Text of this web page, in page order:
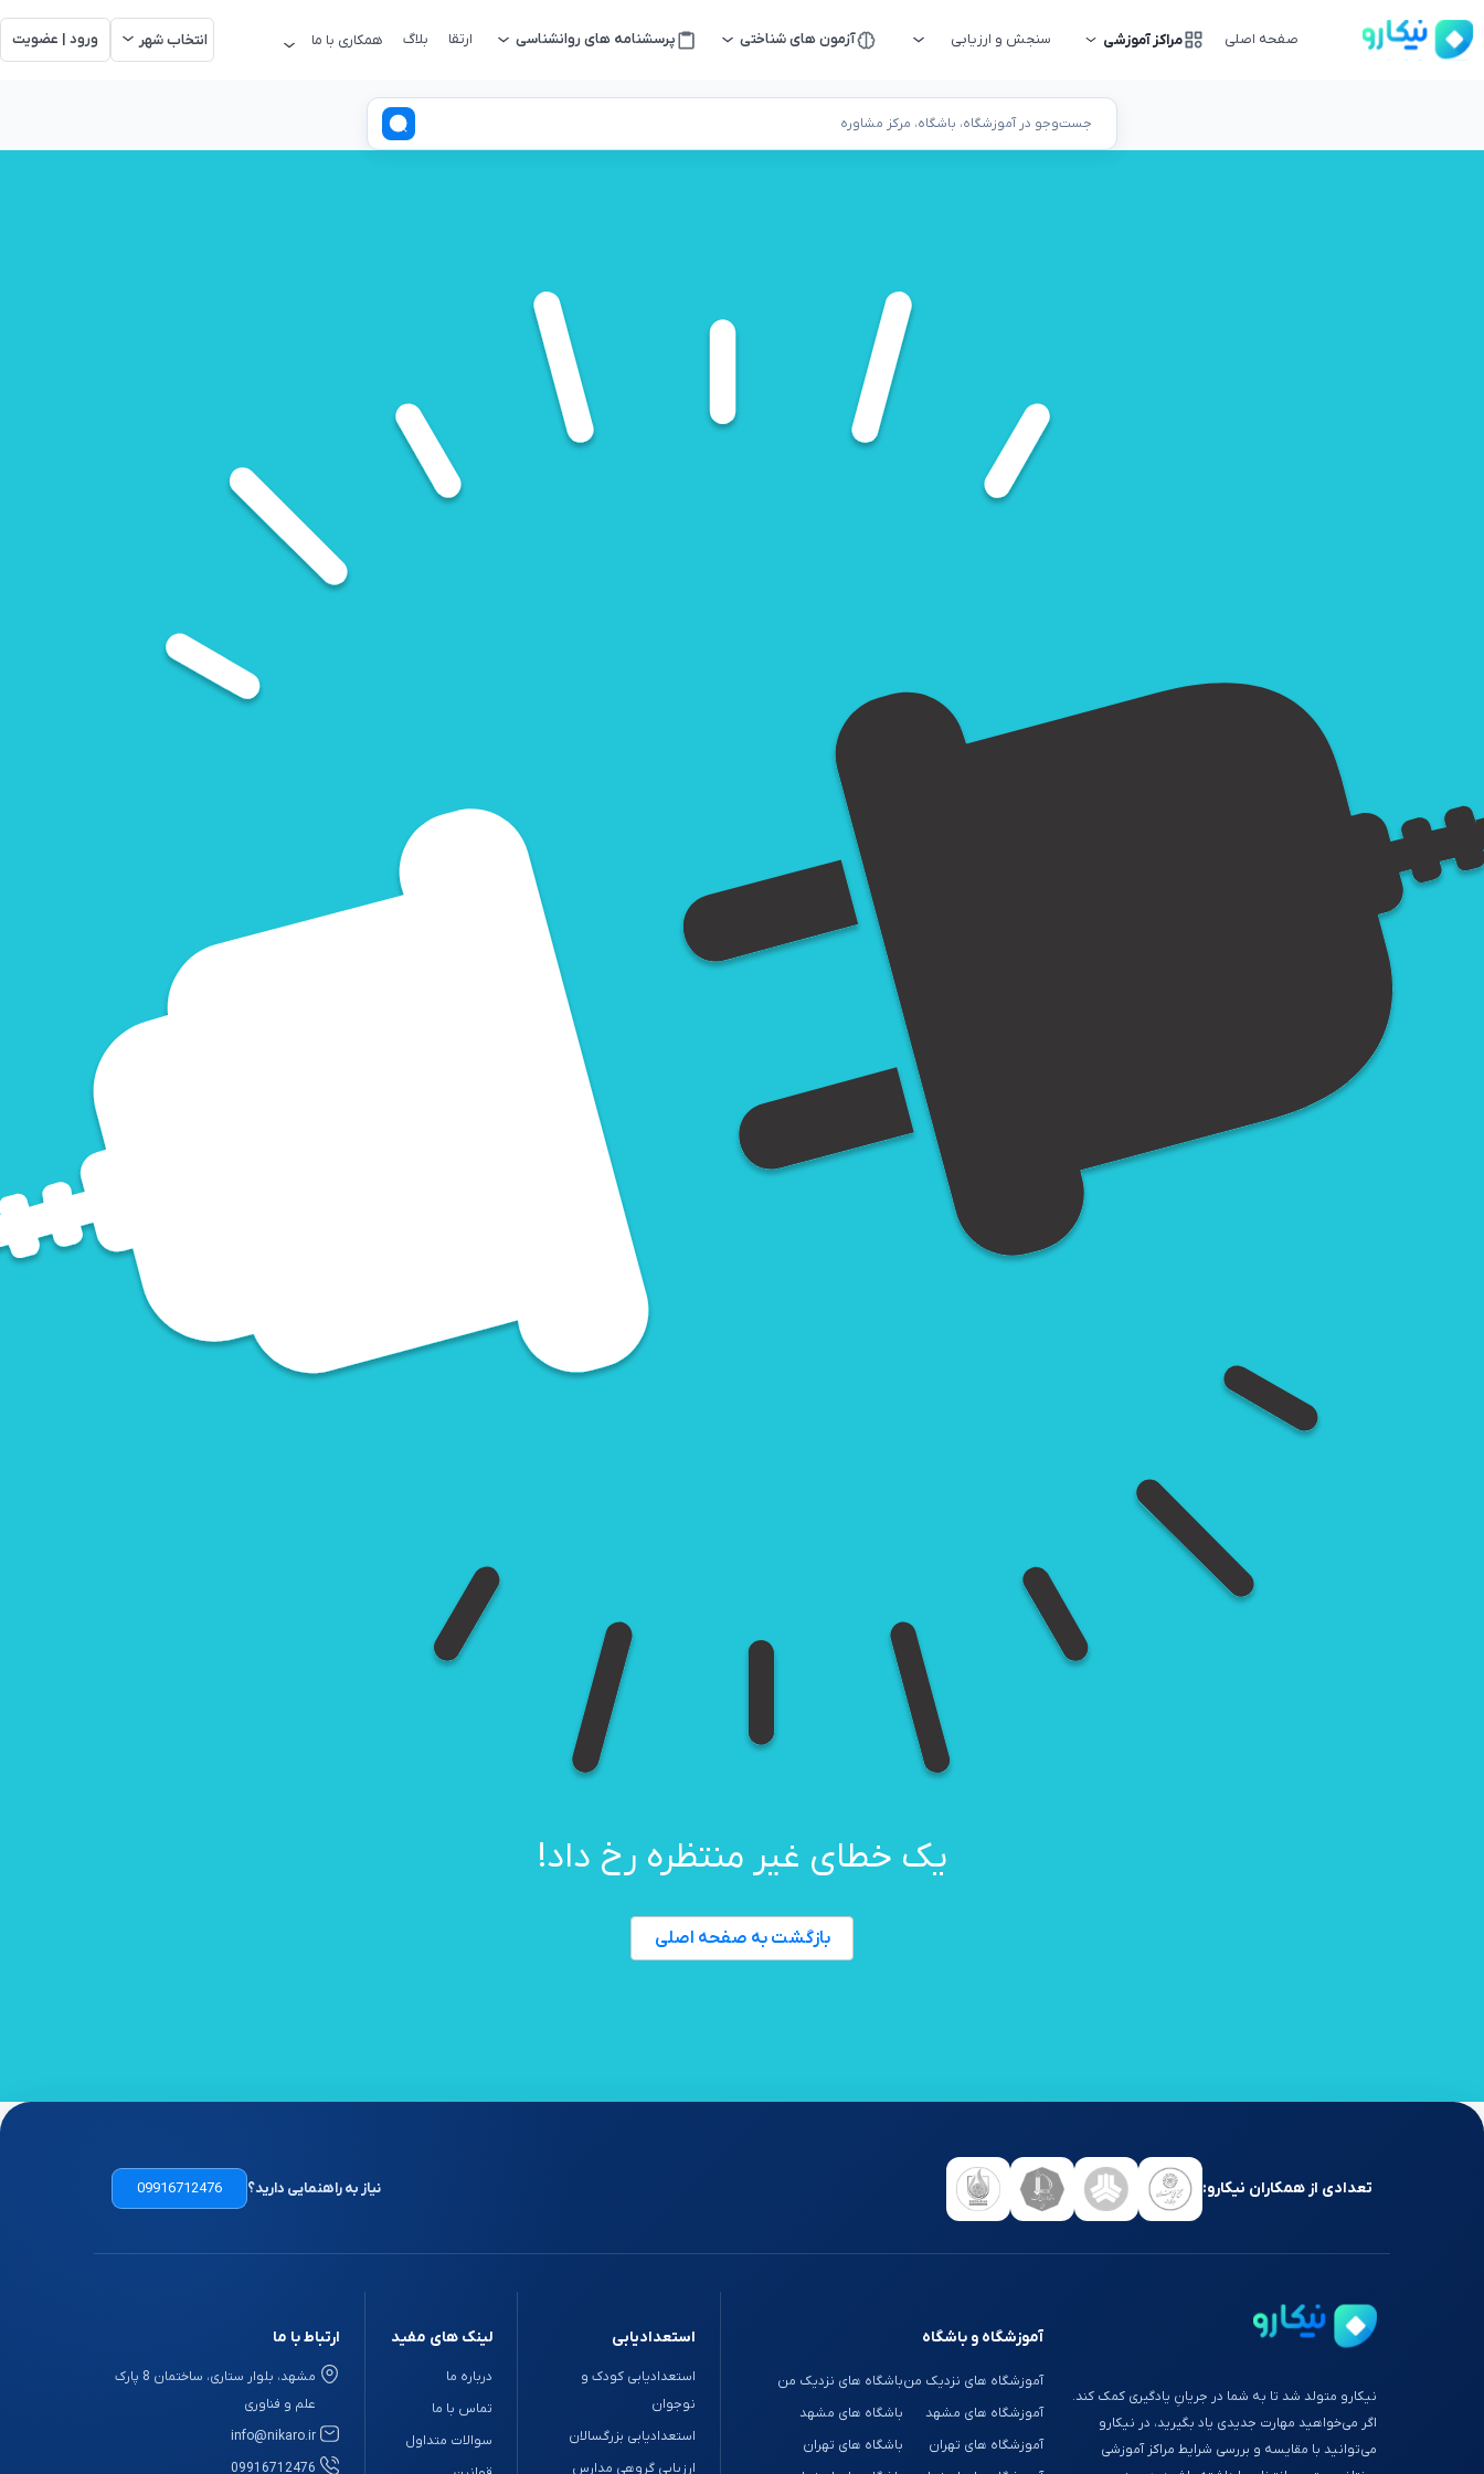
صفحه اصلی مراکز آموزشی سنجش و ارزیابی آزمون های شناختی پرسشنامه های روانشناسی ارتقا بلاگ همکاری با ما انتخاب شهر ورود | عضویت
جست‌وجو در آموزشگاه، باشگاه، مرکز مشاوره
یک خطای غیر منتظره رخ داد!
بازگشت به صفحه اصلی
تعدادی از همکاران نیکارو: نیاز به راهنمایی دارید؟ 09916712476
نیکارو متولد شد تا به شما در جریانِ یادگیری کمک کند.
اگر می‌خواهید مهارت جدیدی یاد بگیرید، در نیکارو
می‌توانید با مقایسه و بررسی شرایط مراکز آموزشی
آموزشگاه و باشگاه
آموزشگاه های نزدیک من
آموزشگاه های مشهد
آموزشگاه های تهران
باشگاه های نزدیک من
باشگاه های مشهد
باشگاه های تهران
استعدادیابی
استعدادیابی کودک و
نوجوان
استعدادیابی بزرگسالان
ارزیابی گروهی مدارس
لینک های مفید
درباره ما
تماس با ما
سوالات متداول
ارتباط با ما
مشهد، بلوار ستاری، ساختمان 8 پارک
علم و فناوری
info@nikaro.ir
09916712476